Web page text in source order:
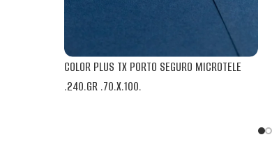
COLOR PLUS TX PORTO SEGURO MICROTELE
.240.GR .70.X.100.